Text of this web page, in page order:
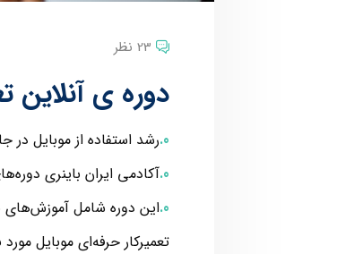
23 نظر
دوره ی آنلاین
رشد استفاده از موبایل در
آکادمی ایران باینری
این دوره شامل آموزش‌های
تعمیرکار حرفه‌ای موبایل